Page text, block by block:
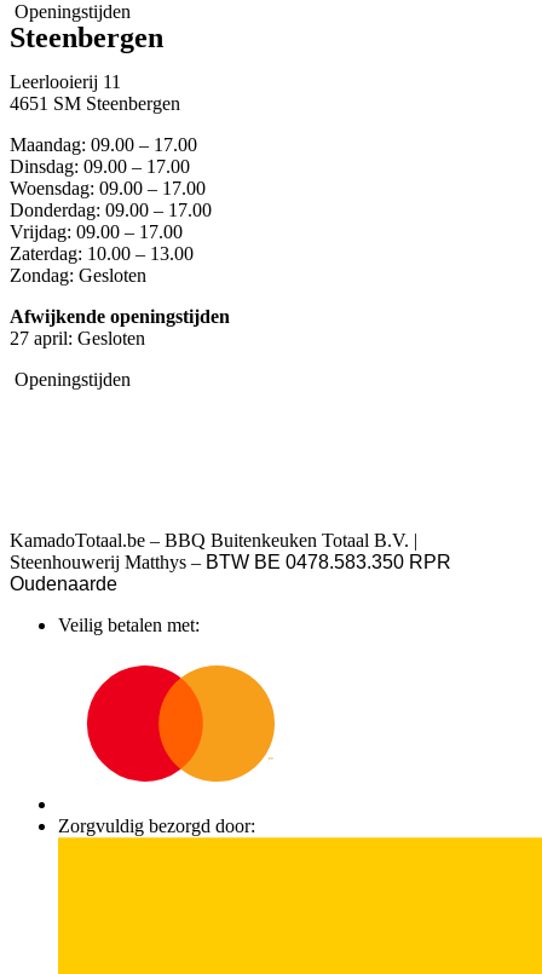
Openingstijden
Steenbergen
Leerlooierij 11
4651 SM Steenbergen
Maandag: 09.00 – 17.00
Dinsdag: 09.00 – 17.00
Woensdag: 09.00 – 17.00
Donderdag: 09.00 – 17.00
Vrijdag: 09.00 – 17.00
Zaterdag: 10.00 – 13.00
Zondag: Gesloten
Afwijkende openingstijden
27 april: Gesloten
Openingstijden
KamadoTotaal.be – BBQ Buitenkeuken Totaal B.V. |
Steenhouwerij Matthys – BTW BE 0478.583.350 RPR
Oudenaarde
Veilig betalen met:
Zorgvuldig bezorgd door: